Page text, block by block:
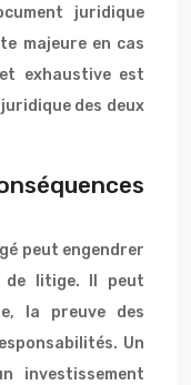
juridique
majeure en cas
exhaustive est
des deux
peut engendrer
de litige. Il peut
la preuve des
Un
investissement